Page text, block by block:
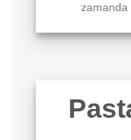
zamanda